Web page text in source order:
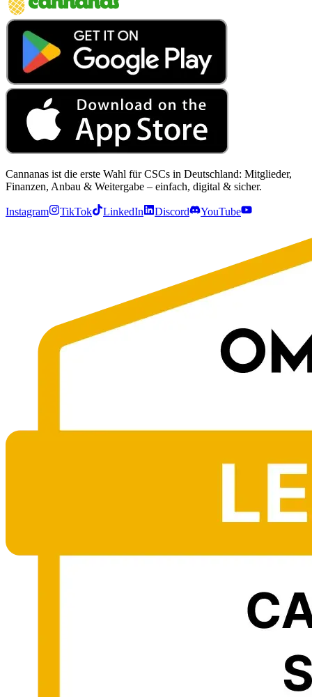
Cannanas ist die erste Wahl für CSCs in Deutschland: Mitglieder,
Finanzen, Anbau & Weitergabe – einfach, digital & sicher.
Instagram TikTok LinkedIn Discord YouTube